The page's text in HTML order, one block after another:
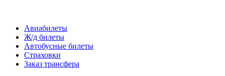
Авиабилеты
Ж/д билеты
Автобусные билеты
Страховки
Заказ трансфера